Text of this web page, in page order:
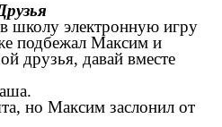
школу электронную игру
подбежал Максим и
друзья, давай вместе
но Максим заслонил от